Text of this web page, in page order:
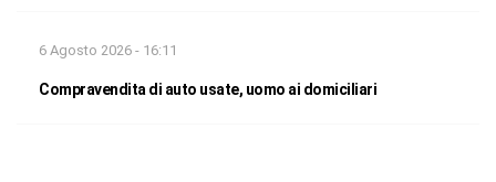
6 Agosto 2026 - 16:11
Compravendita di auto usate, uomo ai domiciliari